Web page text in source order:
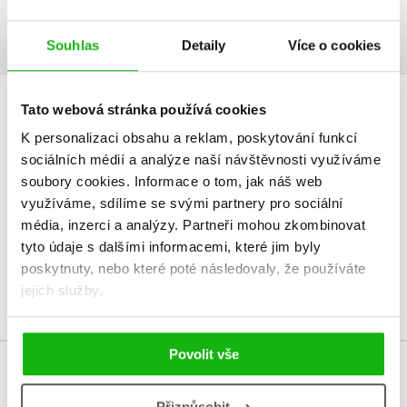
Souhlas Detaily Více o cookies
Tato webová stránka používá cookies
K personalizaci obsahu a reklam, poskytování funkcí
sociálních médií a analýze naší návštěvnosti využíváme
soubory cookies. Informace o tom, jak náš web
využíváme, sdílíme se svými partnery pro sociální
média, inzerci a analýzy. Partneři mohou zkombinovat
tyto údaje s dalšími informacemi, které jim byly
poskytnuty, nebo které poté následovaly, že používáte
jejich služby.
Povolit vše
HODNOCENÍ ČTENÁŘŮ
V současné době nejsou vytvořena žádná uživatelská hodnocení.
Vaše hodnocení
Uživatelskou recenzi mohou vkládat pouze registrovaní uživatelé
Přihlásit
MOHLO BY VÁS TAKÉ ZAJÍMAT